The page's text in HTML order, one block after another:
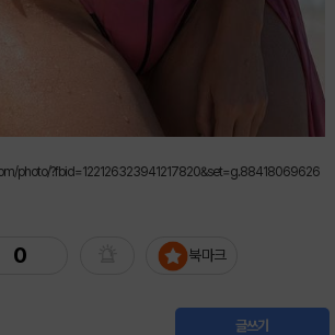
photo/?fbid=122126323941217820&set=g.88418069626
0 북마크
글쓰기